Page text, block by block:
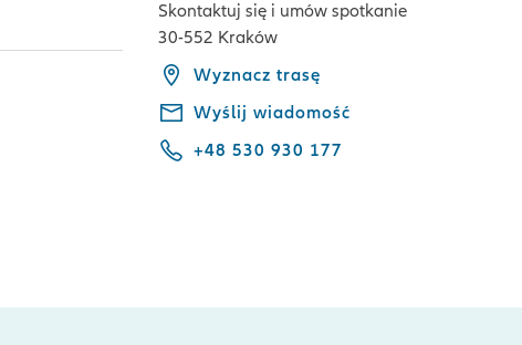
Skontaktuj się i umów spotkanie
30-552 Kraków
Wyznacz trasę
Wyślij wiadomość
+48 530 930 177